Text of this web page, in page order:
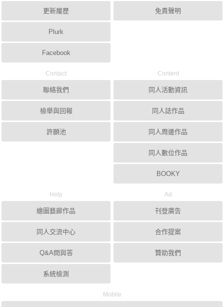
更新履歷
Plurk
Facebook
免責聲明
Contact
聯絡我們
檢舉與回報
許願池
Content
同人活動資訊
同人誌作品
同人周邊作品
同人數位作品
BOOKY
Help
繪圖藝廊作品
同人交流中心
Q&A問與答
系統檢測
Ad
刊登廣告
合作提案
贊助我們
Mobile